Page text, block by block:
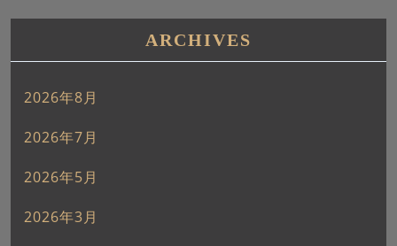
ARCHIVES
2026年8月
2026年7月
2026年5月
2026年3月